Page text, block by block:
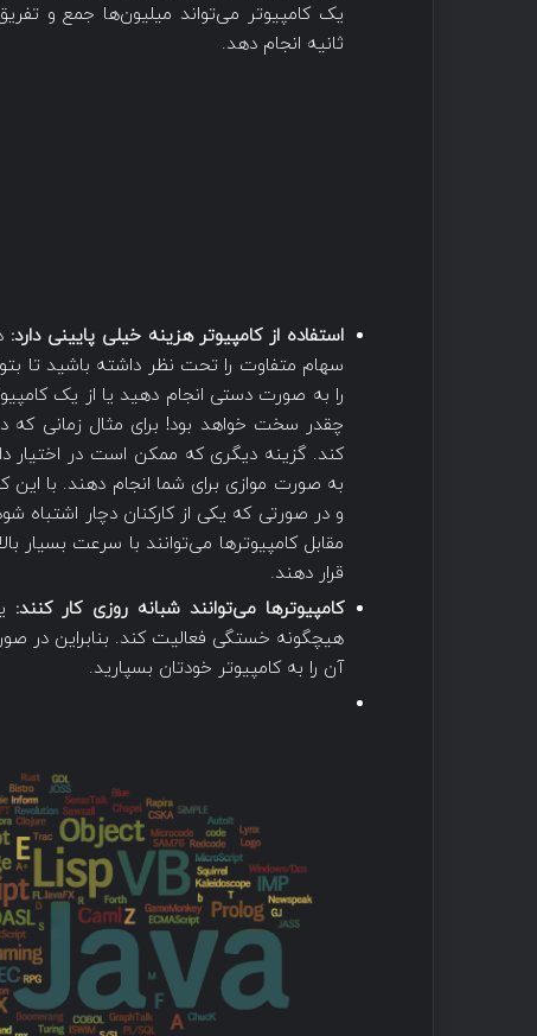
یک کامپیوتر می‌تواند میلیون‌ها جمع و
ثانیه انجام دهد.
استفاده از کامپیوتر هزینه خیلی پایینی دارد:
سهام متفاوت را تحت نظر داشته باشید تا
را به صورت دستی انجام دهید یا از یک
چقدر سخت خواهد بود! برای مثال زمانی
کند. گزینه دیگری که ممکن است در اختیار
به صورت موازی برای شما انجام دهند. با
و در صورتی که یکی از کارکنان دچار
مقابل کامپیوترها می‌توانند با سرعت بسیار
قرار دهند.
کامپیوترها می‌توانند شبانه روزی کار کنند:
هیچگونه خستگی فعالیت کند. بنابراین در
آن را به کامپیوتر خودتان بسپارید.